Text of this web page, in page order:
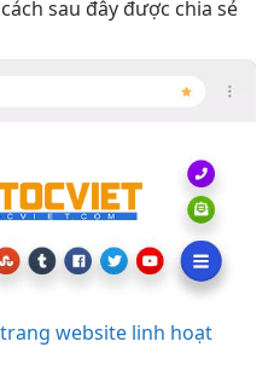
cách sau đây được chia sẻ
website linh hoạt